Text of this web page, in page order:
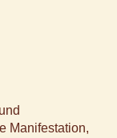
Manifestation,